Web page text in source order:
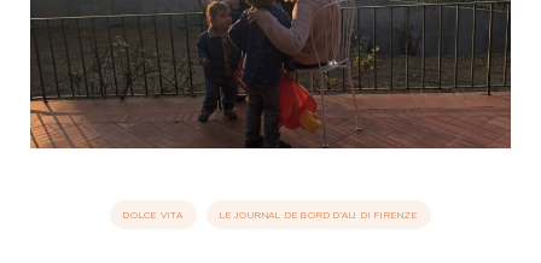
ITALIEN
SUBLIME ! LE DÉCOR ITALIEN
DOLCE VITA LE JOURNAL DE BORD D'ALI DI FIRENZE